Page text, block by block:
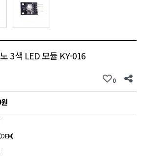
3색 LED 모듈 KY-016
0